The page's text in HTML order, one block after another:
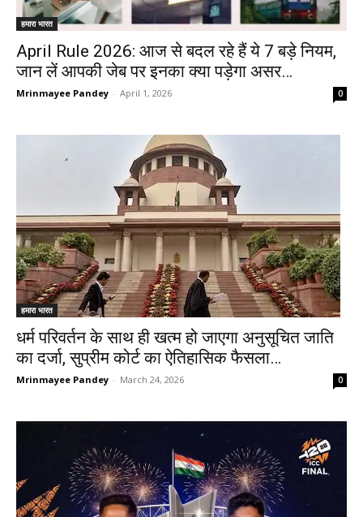
हमारा भारत
April Rule 2026: आज से बदल रहे हैं ये 7 बड़े नियम,
जान लें आपकी जेब पर इनका क्या पड़ेगा असर…
Mrinmayee Pandey - April 1, 2026 0
हमारा भारत
धर्म परिवर्तन के साथ ही खत्म हो जाएगा अनुसूचित जाति
का दर्जा, सुप्रीम कोर्ट का ऐतिहासिक फैसला…
Mrinmayee Pandey - March 24, 2026 0